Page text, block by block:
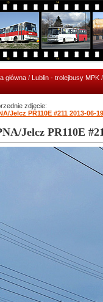
główna / Lublin - trolejbusy MPK /
zdjęcie:
Jelcz PR110E #211 2013-06-19
Jelcz PR110E